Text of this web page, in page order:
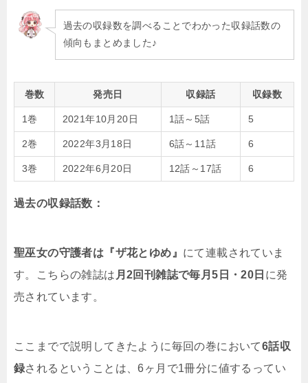
過去の収録数を調べることでわかった収録話数の
傾向もまとめました♪
巻数 発売日 収録話 収録数
1巻 2021年10月20日 1話～5話 5
2巻 2022年3月18日 6話～11話 6
3巻 2022年6月20日 12話～17話 6
過去の収録話数：
聖巫女の守護者は『ザ花とゆめ』 にて連載されていま
す。こちらの雑誌は 月2回刊雑誌で毎月5日・20日 に発
売されています。
ここまでで説明してきたように毎回の巻において6話収
録されるということは、6ヶ月で1冊分に値するってい